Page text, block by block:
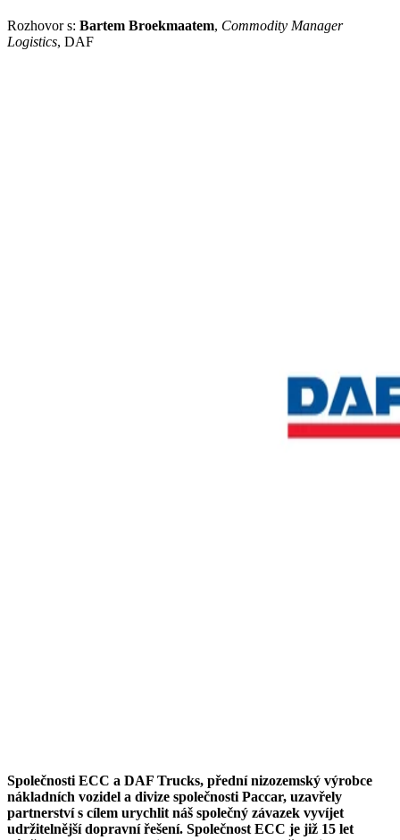
Rozhovor s: Bartem Broekmaatem, Commodity Manager
Logistics, DAF
Společnosti ECC a DAF Trucks, přední nizozemský výrobce
nákladních vozidel a divize společnosti Paccar, uzavřely
partnerství s cílem urychlit náš společný závazek vyvíjet
udržitelnější dopravní řešení. Společnost ECC je již 15 let